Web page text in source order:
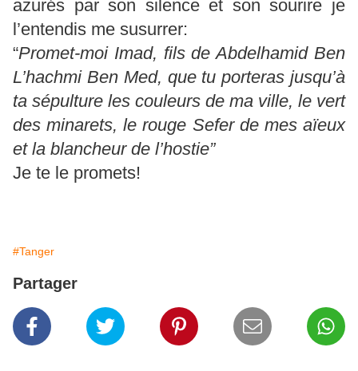
azurés par son silence et son sourire je
l’entendis me susurrer:
“Promet-moi Imad, fils de Abdelhamid Ben
L’hachmi Ben Med, que tu porteras jusqu’à
ta sépulture les couleurs de ma ville, le vert
des minarets, le rouge Sefer de mes aïeux
et la blancheur de l’hostie”
Je te le promets!
#Tanger
Partager